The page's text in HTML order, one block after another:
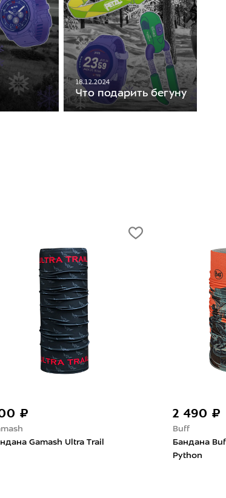
18.12.2024
Что подарить бегуну
₽
Gamash Ultra Trail
2 490 ₽
Buff
Бандана
Python